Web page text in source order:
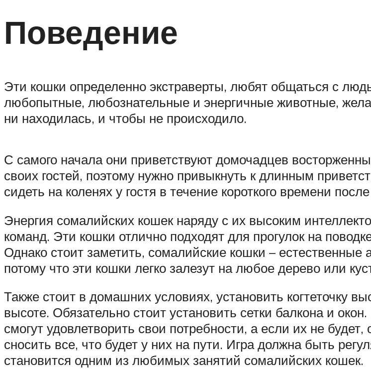
Поведение
Эти кошки определенно экстраверты, любят общаться с
любопытные, любознательные и энергичные животные,
ни находилась, и чтобы не происходило.
С самого начала они приветствуют домочадцев
своих гостей, поэтому нужно привыкнуть к длинным
сидеть на коленях у гостя в течение короткого времени
Энергия сомалийских кошек наряду с их высоким
команд. Эти кошки отлично подходят для прогулок на
Однако стоит заметить, сомалийские кошки –
потому что эти кошки легко залезут на любое дерево или
Также стоит в домашних условиях, установить когтеточку
высоте. Обязательно стоит установить сетки балкона и
смогут удовлетворить свои потребности, а если их не
сносить все, что будет у них на пути. Игра должна быть
становится одним из любимых занятий сомалийских кошек.